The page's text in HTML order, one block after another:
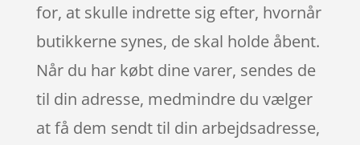
for, at skulle indrette sig efter, hvornår
butikkerne synes, de skal holde åbent.
Når du har købt dine varer, sendes de
til din adresse, medmindre du vælger
at få dem sendt til din arbejdsadresse,